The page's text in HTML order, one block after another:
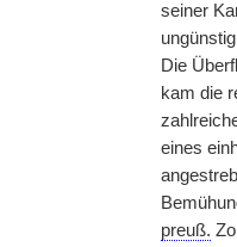
seiner
Die
kam die
eines
preuß.